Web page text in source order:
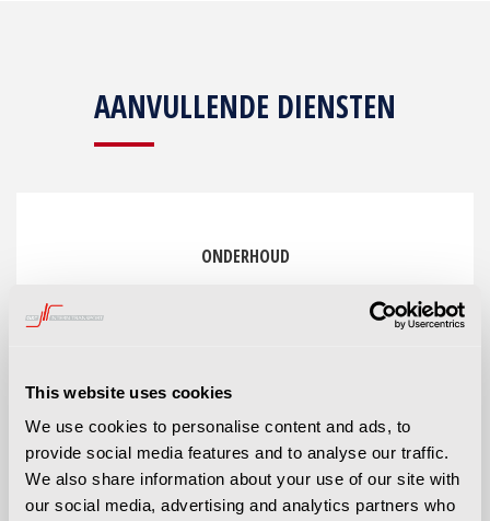
This website uses cookies
We use cookies to personalise content and ads, to
provide social media features and to analyse our traffic.
We also share information about your use of our site with
our social media, advertising and analytics partners who
AANVULLENDE DIENSTEN
ONDERHOUD
bijvoorbeeld uw heftruck of magazijntruck te
verlengen.